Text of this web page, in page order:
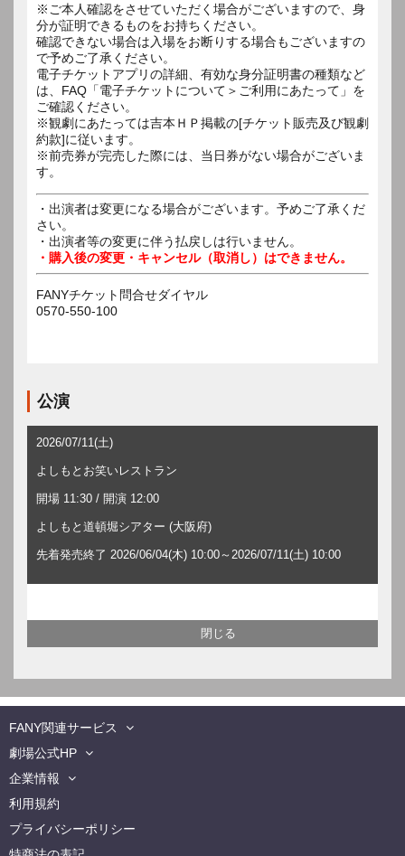
※ご本人確認をさせていただく場合がございますので、身
分が証明できるものをお持ちください。
確認できない場合は入場をお断りする場合もございますの
で予めご了承ください。
電子チケットアプリの詳細、有効な身分証明書の種類など
は、FAQ「電子チケットについて＞ご利用にあたって」を
ご確認ください。
※観劇にあたっては吉本ＨＰ掲載の[チケット販売及び観劇
約款]に従います。
※前売券が完売した際には、当日券がない場合がございま
す。
・出演者は変更になる場合がございます。予めご了承くだ
さい。
・出演者等の変更に伴う払戻しは行いません。
・購入後の変更・キャンセル（取消し）はできません。
FANYチケット問合せダイヤル
0570-550-100
公演
2026/07/11(土)
よしもとお笑いレストラン
開場 11:30 / 開演 12:00
よしもと道頓堀シアター (大阪府)
先着発売終了 2026/06/04(木) 10:00～2026/07/11(土) 10:00
FANY関連サービス
劇場公式HP
企業情報
利用規約
プライバシーポリシー